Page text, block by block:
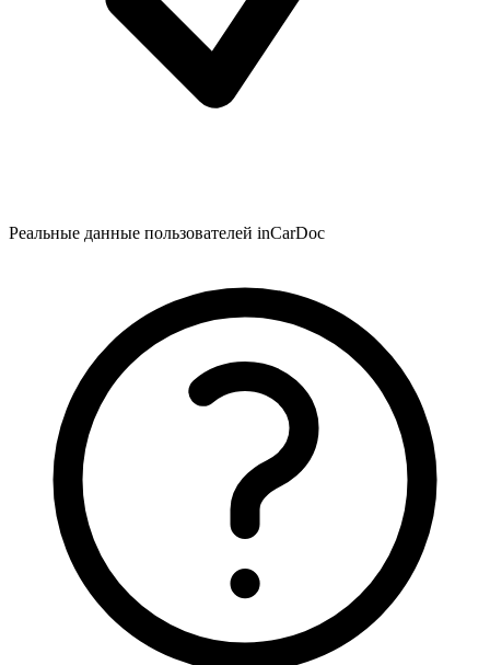
Реальные данные пользователей inCarDoc